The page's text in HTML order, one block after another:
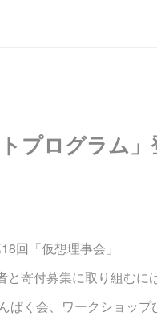
プログラム
回「仮想理事会」
寄付募集に取り組むに
ぱく会、ワークショップ